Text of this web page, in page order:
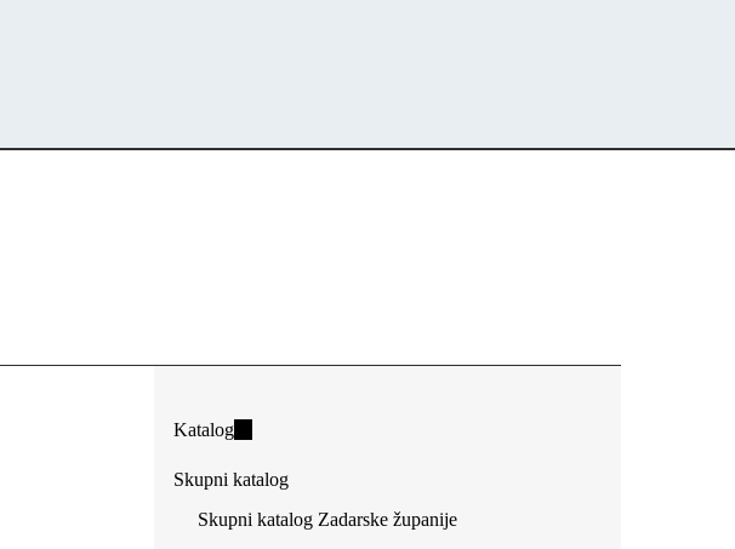
Katalog(link
external)
Skupni katalog
Skupni katalog Zadarske županije